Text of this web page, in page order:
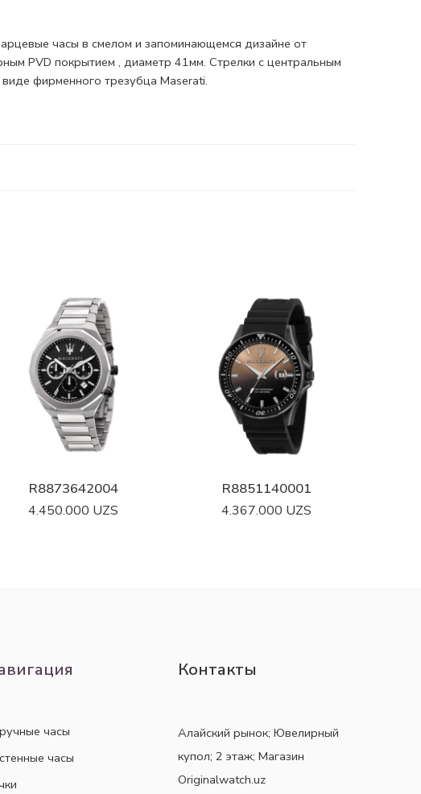
часы в смелом и запоминающемся дизайне от
PVD покрытием , диаметр 41мм. Стрелки с центральным
фирменного трезубца Maserati.
R8873642004
4.450.000 UZS
R8851140001
4.367.000 UZS
часы
часы
Контакты
Алайский рынок; Ювелирный
купол; 2 этаж; Магазин
Originalwatch.uz